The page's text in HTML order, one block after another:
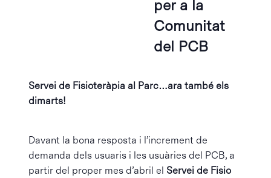
per a la
Comunitat
del PCB
Servei de Fisioteràpia al Parc…ara també els
dimarts!
Davant la bona resposta i l’increment de
demanda dels usuaris i les usuàries del PCB, a
partir del proper mes d’abril el Servei de Fisio